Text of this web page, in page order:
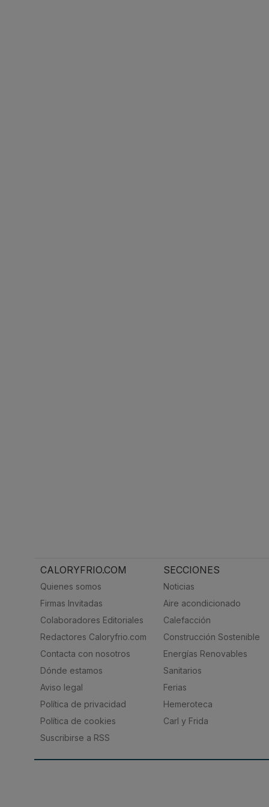
CALORYFRIO.COM
Quienes somos
Firmas Invitadas
Colaboradores Editoriales
Redactores Caloryfrio.com
Contacta con nosotros
Dónde estamos
Aviso legal
Política de privacidad
Política de cookies
Suscribirse a RSS
SECCIONES
Noticias
Aire acondicionado
Calefacción
Construcción Sostenible
Energías Renovables
Sanitarios
Ferias
Hemeroteca
Carl y Frida